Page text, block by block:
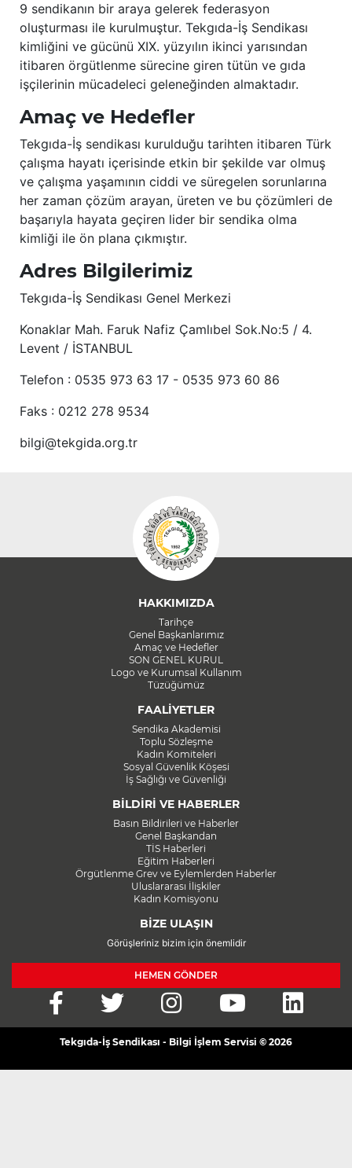
9 sendikanın bir araya gelerek federasyon
oluşturması ile kurulmuştur. Tekgıda-İş Sendikası
kimliğini ve gücünü XIX. yüzyılın ikinci yarısından
itibaren örgütlenme sürecine giren tütün ve gıda
işçilerinin mücadeleci geleneğinden almaktadır.
Amaç ve Hedefler
Tekgıda-İş sendikası kurulduğu tarihten itibaren Türk
çalışma hayatı içerisinde etkin bir şekilde var olmuş
ve çalışma yaşamının ciddi ve süregelen sorunlarına
her zaman çözüm arayan, üreten ve bu çözümleri de
başarıyla hayata geçiren lider bir sendika olma
kimliği ile ön plana çıkmıştır.
Adres Bilgilerimiz
Tekgıda-İş Sendikası Genel Merkezi
Konaklar Mah. Faruk Nafiz Çamlıbel Sok.No:5 / 4.
Levent / İSTANBUL
Telefon : 0535 973 63 17 - 0535 973 60 86
Faks : 0212 278 9534
bilgi@tekgida.org.tr
HAKKIMIZDA
Tarihçe
Genel Başkanlarımız
Amaç ve Hedefler
SON GENEL KURUL
Logo ve Kurumsal Kullanım
Tüzüğümüz
FAALİYETLER
Sendika Akademisi
Toplu Sözleşme
Kadın Komiteleri
Sosyal Güvenlik Köşesi
İş Sağlığı ve Güvenliği
BİLDİRİ VE HABERLER
Basın Bildirileri ve Haberler
Genel Başkandan
TİS Haberleri
Eğitim Haberleri
Örgütlenme Grev ve Eylemlerden Haberler
Uluslararası İlişkiler
Kadın Komisyonu
BİZE ULAŞIN
Görüşleriniz bizim için önemlidir
HEMEN GÖNDER
Tekgıda-İş Sendikası - Bilgi İşlem Servisi © 2026